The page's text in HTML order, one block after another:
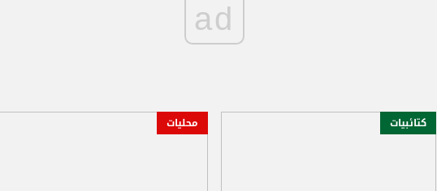
ad
كتائبيات محليات